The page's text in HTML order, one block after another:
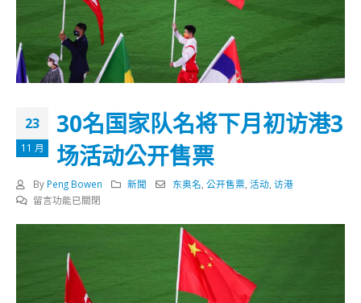
23
11 月
30名国家队名将下月初访港3
场活动公开售票
By Peng Bowen 新聞 东奥名 ,公开售票 ,活动 ,访港
在
留言功能已關閉